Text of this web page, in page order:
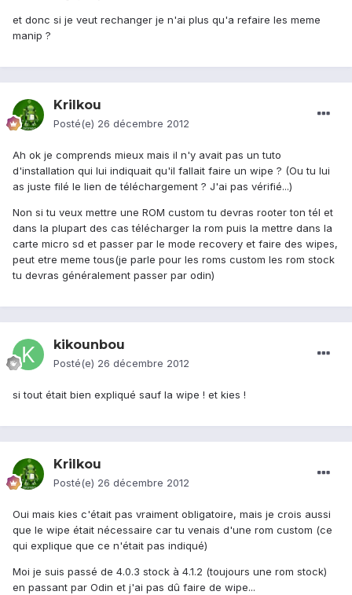
et donc si je veut rechanger je n'ai plus qu'a refaire les meme
manip ?
Krilkou
Posté(e) 26 décembre 2012
Ah ok je comprends mieux mais il n'y avait pas un tuto
d'installation qui lui indiquait qu'il fallait faire un wipe ? (Ou tu lui
as juste filé le lien de téléchargement ? J'ai pas vérifié...)
Non si tu veux mettre une ROM custom tu devras rooter ton tél et
dans la plupart des cas télécharger la rom puis la mettre dans la
carte micro sd et passer par le mode recovery et faire des wipes,
peut etre meme tous(je parle pour les roms custom les rom stock
tu devras généralement passer par odin)
kikounbou
Posté(e) 26 décembre 2012
si tout était bien expliqué sauf la wipe ! et kies !
Krilkou
Posté(e) 26 décembre 2012
Oui mais kies c'était pas vraiment obligatoire, mais je crois aussi
que le wipe était nécessaire car tu venais d'une rom custom (ce
qui explique que ce n'était pas indiqué)
Moi je suis passé de 4.0.3 stock à 4.1.2 (toujours une rom stock)
en passant par Odin et j'ai pas dû faire de wipe...